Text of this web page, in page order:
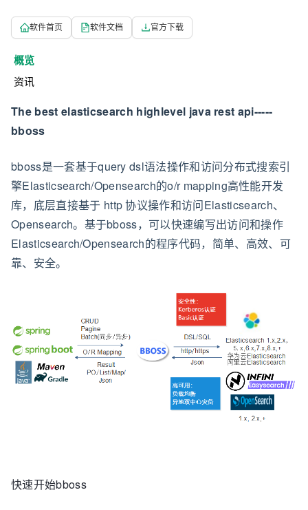
软件首页 软件文档 官方下载
概览
资讯
The best elasticsearch highlevel java rest api-----
bboss
bboss是一套基于query dsl语法操作和访问分布式搜索引
擎Elasticsearch/Opensearch的o/r mapping高性能开发
库，底层直接基于 http 协议操作和访问Elasticsearch、
Opensearch。基于bboss，可以快速编写出访问和操作
Elasticsearch/Opensearch的程序代码，简单、高效、可
靠、安全。
快速开始bboss